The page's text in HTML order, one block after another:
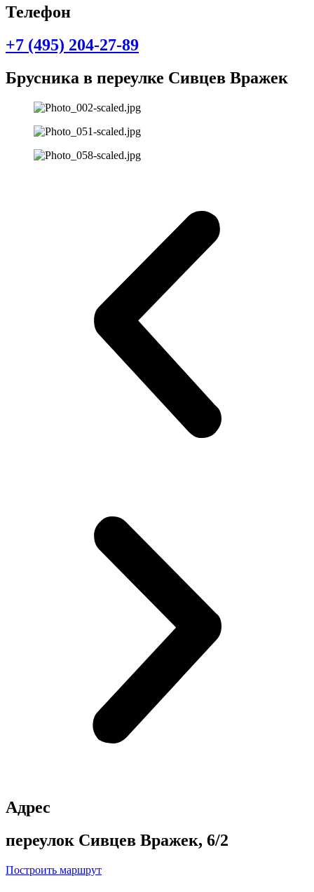
Телефон
+7 (495) 204-27-89
Брусника в переулке Сивцев Вражек
Адрес
переулок Сивцев Вражек, 6/2
Построить маршрут